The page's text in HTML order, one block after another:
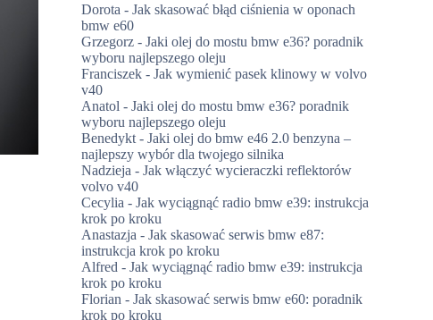
Dorota -Jak skasować błąd ciśnienia w oponach
bmw e60
Grzegorz -Jaki olej do mostu bmw e36? poradnik
wyboru najlepszego oleju
Franciszek -Jak wymienić pasek klinowy w volvo
v40
Anatol -Jaki olej do mostu bmw e36? poradnik
wyboru najlepszego oleju
Benedykt -Jaki olej do bmw e46 2.0 benzyna –
najlepszy wybór dla twojego silnika
Nadzieja -Jak włączyć wycieraczki reflektorów
volvo v40
Cecylia -Jak wyciągnąć radio bmw e39: instrukcja
krok po kroku
Anastazja -Jak skasować serwis bmw e87:
instrukcja krok po kroku
Alfred -Jak wyciągnąć radio bmw e39: instrukcja
krok po kroku
Florian -Jak skasować serwis bmw e60: poradnik
krok po kroku